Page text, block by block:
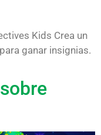
Kids Crea un
ganar insignias.